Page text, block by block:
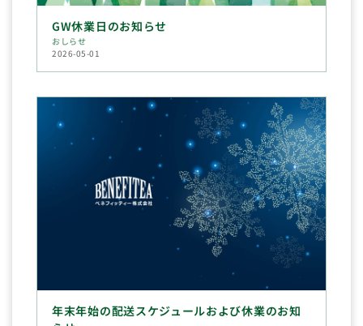
GW休業日のお知らせ
おしらせ
2026-05-01
年末年始の配送スケジュールおよび休業のお知